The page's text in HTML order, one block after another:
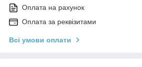
Оплата на рахунок
Оплата за реквізитами
Всі умови оплати